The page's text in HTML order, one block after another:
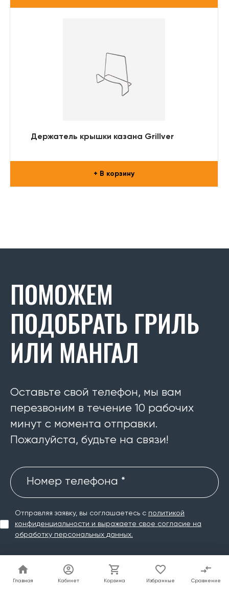
Главная Кабинет Корзина Избранные Сравнение
Главная Кабинет Корзина Избранные Сравнение
Держатель крышки казана Grillver
+ В корзину
ПОМОЖЕМ
ПОДОБРАТЬ ГРИЛЬ
ИЛИ МАНГАЛ
Оставьте свой телефон, мы вам
перезвоним в течение 10 рабочих
минут с момента отправки.
Пожалуйста, будьте на связи!
Номер телефона *
Отправляя заявку, вы соглашаетесь с политикой
конфиденциальности и выражаете свое согласие на
обработку персональных данных.